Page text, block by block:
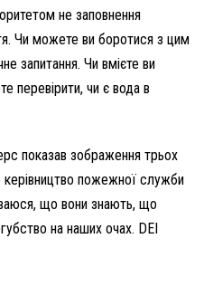
не заповнення
Чи можете ви боротися з цим
запитання. Чи вмієте ви
перевірити, чи є вода в
показав зображення трьох
керівництво пожежної служби
що вони знають, що
на наших очах. DEI